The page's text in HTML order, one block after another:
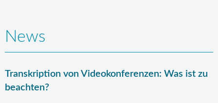
News
Transkription von Videokonferenzen: Was ist zu
beachten?